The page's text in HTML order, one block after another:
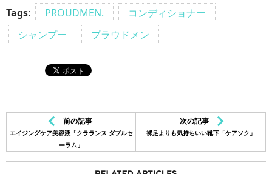
Tags: PROUDMEN.
コンディショナー
シャンプー
プラウドメン
前の記事
エイジングケア美容液「クラランス ダブルセ
ーラム」
次の記事
裸足よりも気持ちいい靴下「ケアソク」